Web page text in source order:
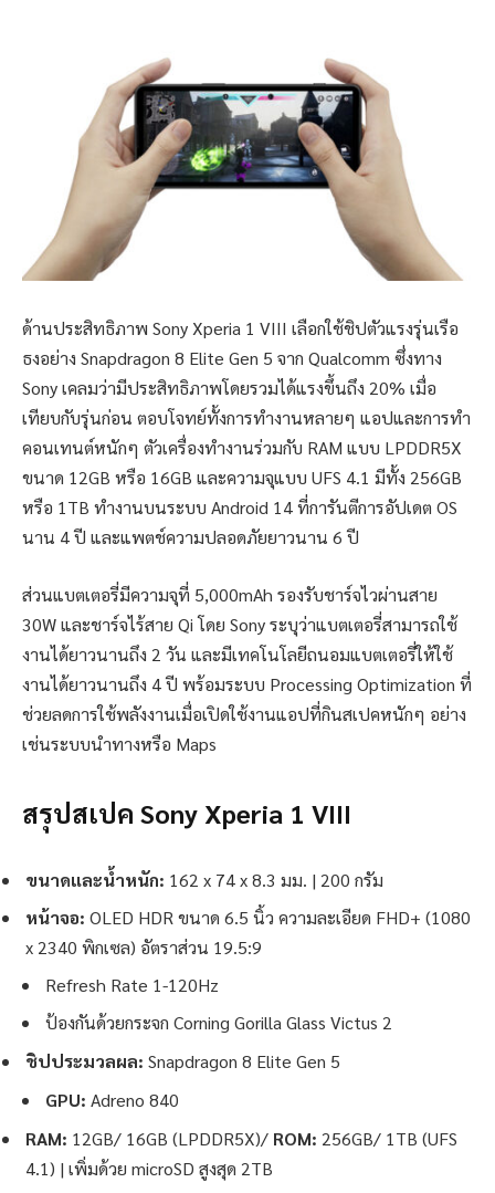
ด้านประสิทธิภาพ Sony Xperia 1 VIII เลือกใช้ชิปตัวแรงรุ่นเรือ
ธงอย่าง Snapdragon 8 Elite Gen 5 จาก Qualcomm ซึ่งทาง
Sony เคลมว่ามีประสิทธิภาพโดยรวมได้แรงขึ้นถึง 20% เมื่อ
เทียบกับรุ่นก่อน ตอบโจทย์ทั้งการทำงานหลายๆ แอปและการทำ
คอนเทนต์หนักๆ ตัวเครื่องทำงานร่วมกับ RAM แบบ LPDDR5X
ขนาด 12GB หรือ 16GB และความจุแบบ UFS 4.1 มีทั้ง 256GB
หรือ 1TB ทำงานบนระบบ Android 14 ที่การันตีการอัปเดต OS
นาน 4 ปี และแพตช์ความปลอดภัยยาวนาน 6 ปี
ส่วนแบตเตอรี่มีความจุที่ 5,000mAh รองรับชาร์จไวผ่านสาย
30W และชาร์จไร้สาย Qi โดย Sony ระบุว่าแบตเตอรี่สามารถใช้
งานได้ยาวนานถึง 2 วัน และมีเทคโนโลยีถนอมแบตเตอรี่ให้ใช้
งานได้ยาวนานถึง 4 ปี พร้อมระบบ Processing Optimization ที่
ช่วยลดการใช้พลังงานเมื่อเปิดใช้งานแอปที่กินสเปคหนักๆ อย่าง
เช่นระบบนำทางหรือ Maps
สรุปสเปค Sony Xperia 1 VIII
ขนาดและน้ำหนัก: 162 x 74 x 8.3 มม. | 200 กรัม
หน้าจอ: OLED HDR ขนาด 6.5 นิ้ว ความละเอียด FHD+ (1080
x 2340 พิกเซล) อัตราส่วน 19.5:9
Refresh Rate 1-120Hz
ป้องกันด้วยกระจก Corning Gorilla Glass Victus 2
ชิปประมวลผล: Snapdragon 8 Elite Gen 5
GPU: Adreno 840
RAM: 12GB/ 16GB (LPDDR5X)/ ROM: 256GB/ 1TB (UFS
4.1) | เพิ่มด้วย microSD สูงสุด 2TB